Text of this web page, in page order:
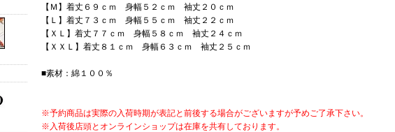
【Ｍ】着丈６９ｃｍ 身幅５２ｃｍ 袖丈２０ｃｍ
【Ｌ】着丈７３ｃｍ 身幅５５ｃｍ 袖丈２２ｃｍ
【ＸＬ】着丈７７ｃｍ 身幅５８ｃｍ 袖丈２４ｃｍ
【ＸＸＬ】着丈８１ｃｍ 身幅６３ｃｍ 袖丈２５ｃｍ
■素材：綿１００％
※予約商品は実際の入荷時期が表記と前後する場合がございますが予めご了承下さい。
※入荷後店頭とオンラインショップは在庫を共有しております。